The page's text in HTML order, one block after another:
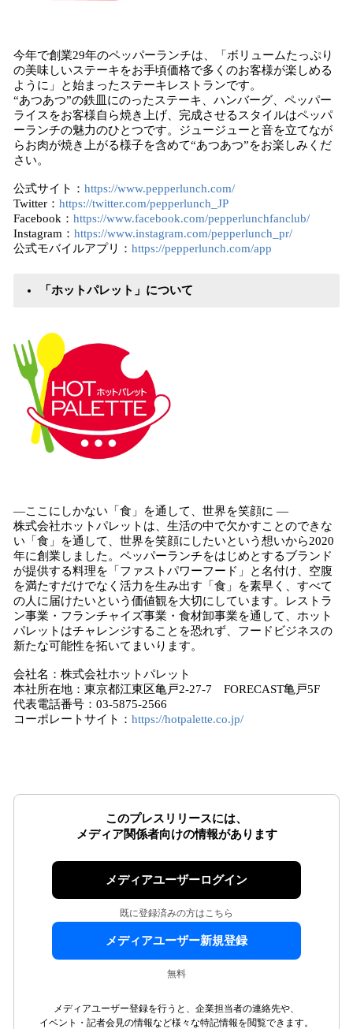
今年で創業29年のペッパーランチは、「ボリュームたっぷり
の美味しいステーキをお手頃価格で多くのお客様が楽しめる
ように」と始まったステーキレストランです。
“あつあつ”の鉄皿にのったステーキ、ハンバーグ、ペッパー
ライスをお客様自ら焼き上げ、完成させるスタイルはペッパ
ーランチの魅力のひとつです。ジュージューと音を立てなが
らお肉が焼き上がる様子を含めて“あつあつ”をお楽しみくだ
さい。
公式サイト： https://www.pepperlunch.com/
Twitter： https://twitter.com/pepperlunch_JP
Facebook： https://www.facebook.com/pepperlunchfanclub/
Instagram： https://www.instagram.com/pepperlunch_pr/
公式モバイルアプリ： https://pepperlunch.com/app
「ホットパレット」について
―ここにしかない「食」を通して、世界を笑顔に ―
株式会社ホットパレットは、生活の中で欠かすことのできな
い「食」を通して、世界を笑顔にしたいという想いから2020
年に創業しました。ペッパーランチをはじめとするブランド
が提供する料理を「ファストパワーフード」と名付け、空腹
を満たすだけでなく活力を生み出す「食」を素早く、すべて
の人に届けたいという価値観を大切にしています。レストラ
ン事業・フランチャイズ事業・食材卸事業を通して、ホット
パレットはチャレンジすることを恐れず、フードビジネスの
新たな可能性を拓いてまいります。
会社名：株式会社ホットパレット
本社所在地：東京都江東区亀戸2-27-7 FORECAST亀戸5F
代表電話番号：03-5875-2566
コーポレートサイト： https://hotpalette.co.jp/
このプレスリリースには、
メディア関係者向けの情報があります
メディアユーザーログイン
既に登録済みの方はこちら
メディアユーザー新規登録
無料
メディアユーザー登録を行うと、企業担当者の連絡先や、
イベント・記者会見の情報など様々な特記情報を閲覧できます。